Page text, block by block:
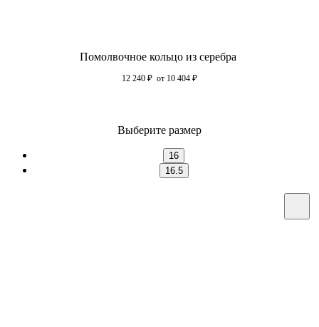
Помолвочное кольцо из серебра
12 240 ₽ от 10 404 ₽
Выберите размер
16
16.5